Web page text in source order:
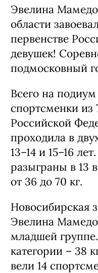
Эвелина
области
первенстве
девушек!
подмосковный
Всего на
спортсменки из
Российской
проходила в
13–14 и 15–16
разыграны в 13
от 36 до 70 кг.
Новосибирская
Эвелина
младшей
категории – 38
вели 14